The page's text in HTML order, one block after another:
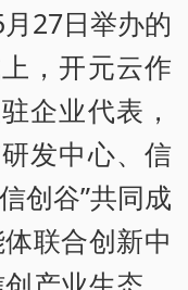
27日举办的
，开元云作
企业代表，
发中心、信
创谷”共同成
联合创新中